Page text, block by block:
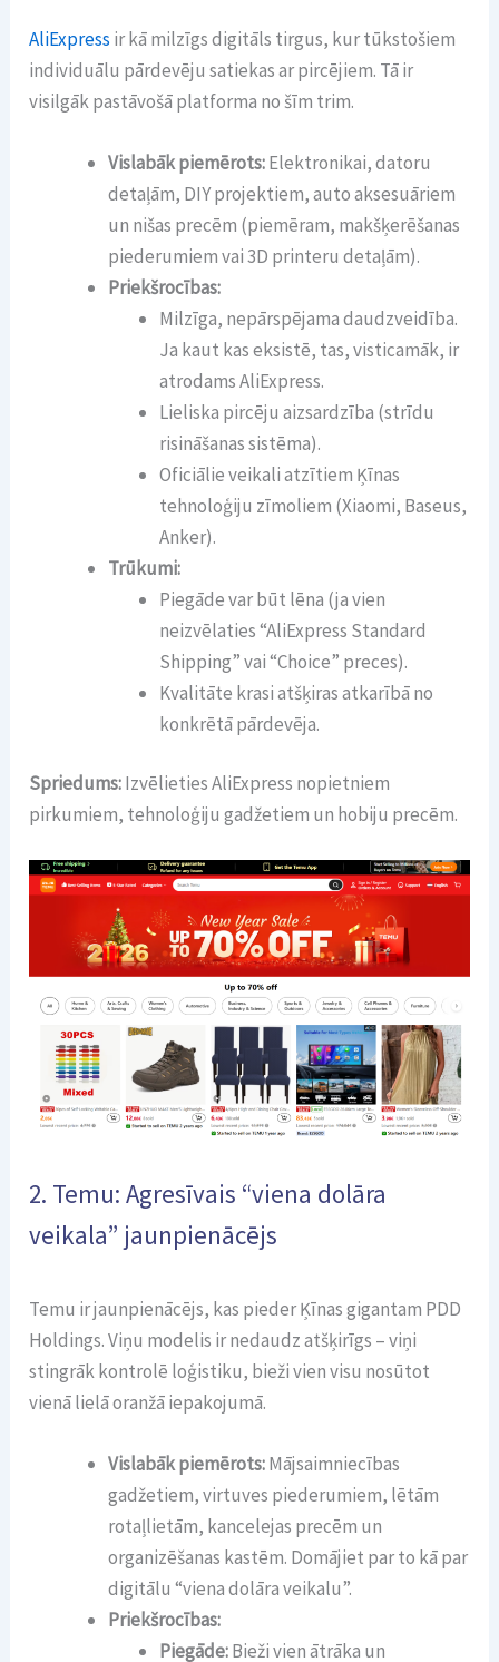
AliExpress ir kā milzīgs digitāls tirgus, kur tūkstošiem
individuālu pārdevēju satiekas ar pircējiem. Tā ir
visilgāk pastāvošā platforma no šīm trim.
Vislabāk piemērots:Elektronikai, datoru
detaļām, DIY projektiem, auto aksesuāriem
un nišas precēm (piemēram, makšķerēšanas
piederumiem vai 3D printeru detaļām).
Priekšrocības:
Milzīga, nepārspējama daudzveidība.
Ja kaut kas eksistē, tas, visticamāk, ir
atrodams AliExpress.
Lieliska pircēju aizsardzība (strīdu
risināšanas sistēma).
Oficiālie veikali atzītiem Ķīnas
tehnoloģiju zīmoliem (Xiaomi, Baseus,
Anker).
Trūkumi:
Piegāde var būt lēna (ja vien
neizvēlaties “AliExpress Standard
Shipping” vai “Choice” preces).
Kvalitāte krasi atšķiras atkarībā no
konkrētā pārdevēja.
Spriedums:Izvēlieties AliExpress nopietniem
pirkumiem, tehnoloģiju gadžetiem un hobiju precēm.
2. Temu: Agresīvais “viena dolāra
veikala” jaunpienācējs
Temu ir jaunpienācējs, kas pieder Ķīnas gigantam PDD
Holdings. Viņu modelis ir nedaudz atšķirīgs – viņi
stingrāk kontrolē loģistiku, bieži vien visu nosūtot
vienā lielā oranžā iepakojumā.
Vislabāk piemērots:Mājsaimniecības
gadžetiem, virtuves piederumiem, lētām
rotaļlietām, kancelejas precēm un
organizēšanas kastēm. Domājiet par to kā par
digitālu “viena dolāra veikalu”.
Priekšrocības:
Piegāde:Bieži vien ātrāka un